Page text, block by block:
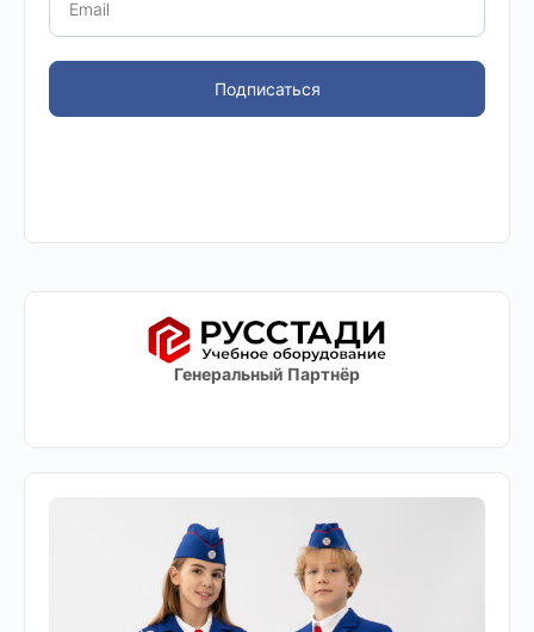
Подписаться
Генеральный Партнёр